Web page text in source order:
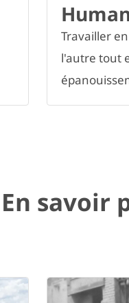
Travailler
l'autre tout
En savoir